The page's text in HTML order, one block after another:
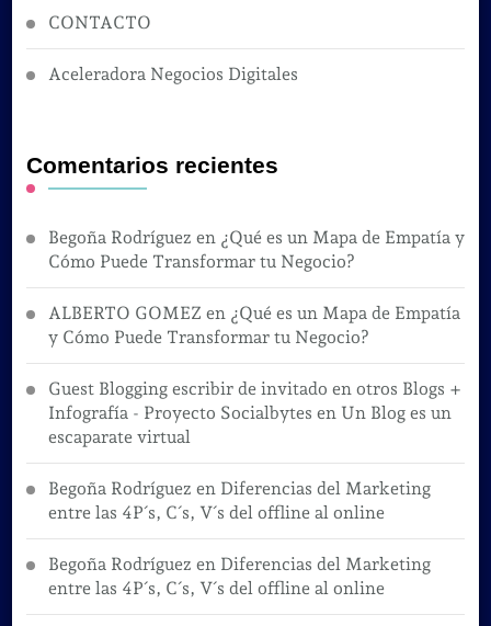
CONTACTO
Aceleradora Negocios Digitales
Comentarios recientes
Begoña Rodríguez en ¿Qué es un Mapa de Empatía y
Cómo Puede Transformar tu Negocio?
ALBERTO GOMEZ en ¿Qué es un Mapa de Empatía
y Cómo Puede Transformar tu Negocio?
Guest Blogging escribir de invitado en otros Blogs +
Infografía - Proyecto Socialbytes en Un Blog es un
escaparate virtual
Begoña Rodríguez en Diferencias del Marketing
entre las 4P´s, C´s, V´s del offline al online
Begoña Rodríguez en Diferencias del Marketing
entre las 4P´s, C´s, V´s del offline al online